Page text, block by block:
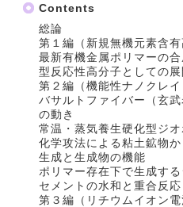
Contents
総論
第１編（新規無機元素含
最新有機金属ポリマーの
型反応性高分子としての展
第２編（機能性ナノクレイ
バサルトファイバー（玄
の動き
常温・蒸気養生硬化型ジ
化学攻法による粘土鉱物
生成と生成物の機能
ポリマー存在下で生成す
セメントの水和と重合反応
第３編（リチウムイオン